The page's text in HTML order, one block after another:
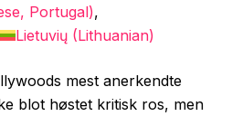
Portugal)
Lietuvių (Lithuanian)
mest anerkendte
blot høstet kritisk ros, men